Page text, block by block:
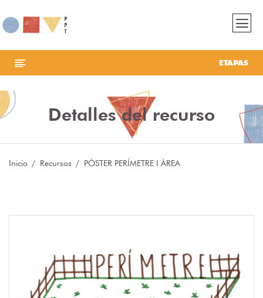
ETAPAS
Detalles del recurso
Inicio Recursos PÒSTER PERÍMETRE I ÀREA